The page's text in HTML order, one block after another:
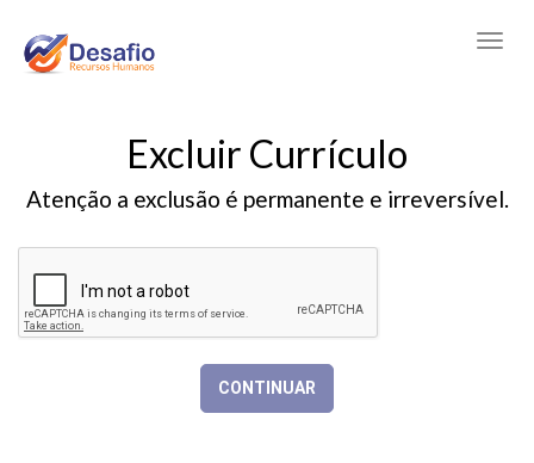
Excluir Currículo
Atenção a exclusão é permanente e irreversível.